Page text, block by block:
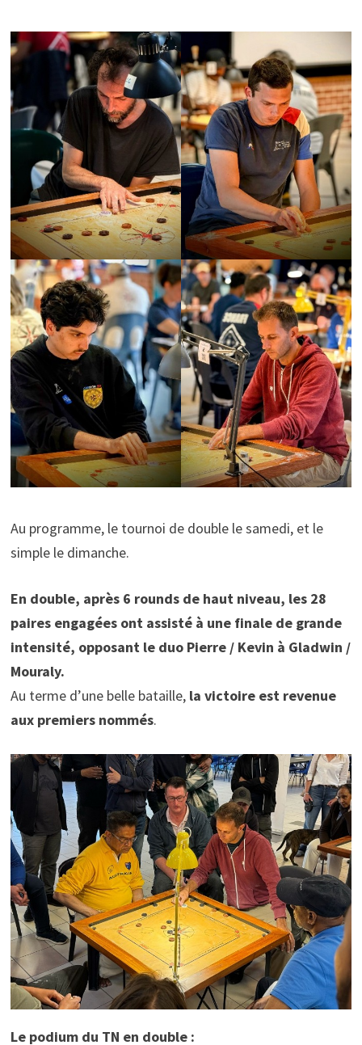
Au programme, le tournoi de double le samedi, et le
simple le dimanche.
En double, après 6 rounds de haut niveau, les 28
paires engagées ont assisté à une finale de grande
intensité, opposant le duo Pierre / Kevin à Gladwin /
Mouraly.
Au terme d’une belle bataille, la victoire est revenue
aux premiers nommés.
Le podium du TN en double :